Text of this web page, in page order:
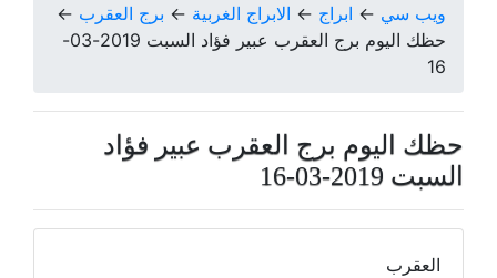
ويب سي ← ابراج ← الابراج الغربية ← برج العقرب ←
حظك اليوم برج العقرب عبير فؤاد السبت 2019-03-
16
حظك اليوم برج العقرب عبير فؤاد
السبت 2019-03-16
العقرب